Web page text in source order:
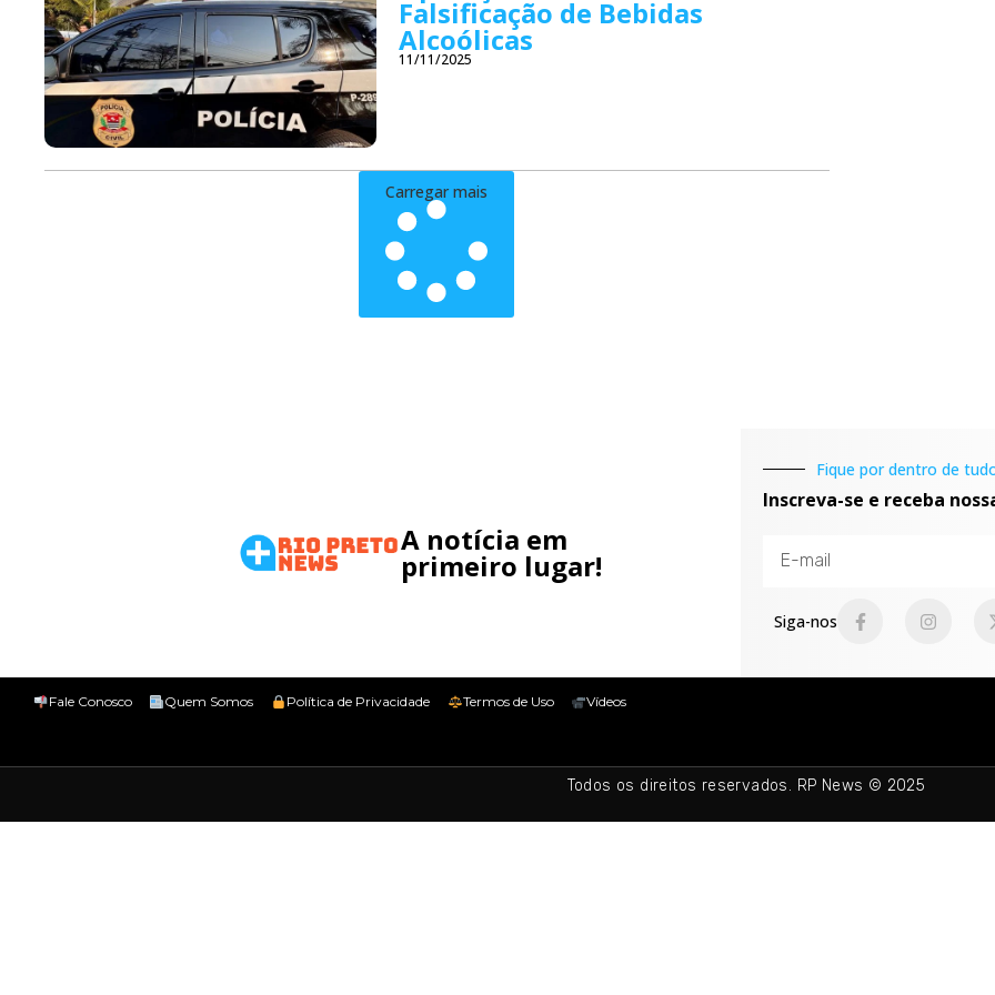
Falsificação de Bebidas
Alcoólicas
11/11/2025
Carregar mais
A notícia em
primeiro lugar!
Fique por dentro de
Inscreva-se e receba
Siga-nos
Fale Conosco Quem Somos Política de Privacidade Termos de Uso Vídeos
Todos os direitos reservados. RP News © 2025